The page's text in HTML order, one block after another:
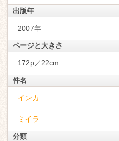
出版年
2007年
ページと大きさ
172p／22cm
件名
インカ
ミイラ
分類